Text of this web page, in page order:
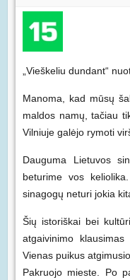
„Vieškeliu dundant“
Manoma, kad mūsų
maldos namų, tačiau
Vilniuje galėjo rymoti
Dauguma Lietuvos
beturime vos
sinagogų neturi jokia
Šių istoriškai bei
atgaivinimo
Vienas puikus
Pakruojo mieste. Po